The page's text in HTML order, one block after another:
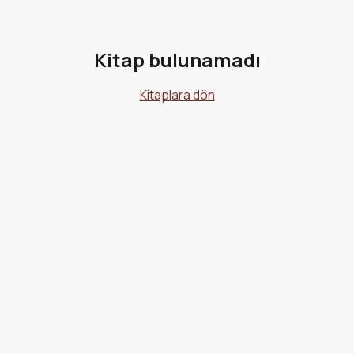
Kitap bulunamadı
Kitaplara dön